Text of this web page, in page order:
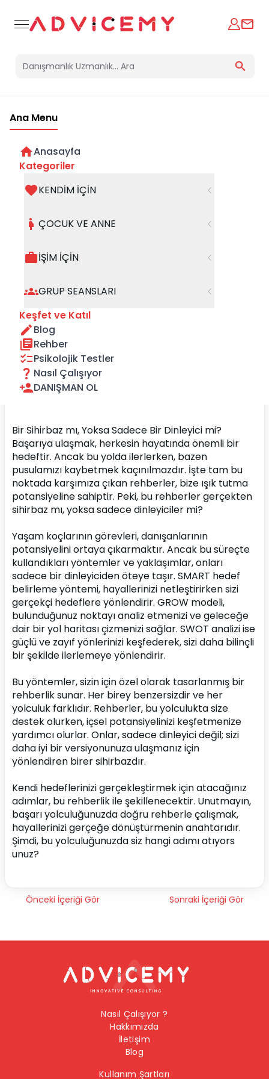
Ana Menu
Anasayfa
Kategoriler
KENDİM İÇİN
ÇOCUK VE ANNE
İŞİM İÇİN
GRUP SEANSLARI
Keşfet ve Katıl
Blog
Rehber
Psikolojik Testler
Nasıl Çalışıyor
DANIŞMAN OL
Başarı Yolculuğunda Gerçek
Bir Sihirbaz mı, Yoksa Sadece Bir Dinleyici mi?
Başarıya ulaşmak, herkesin hayatında önemli bir
hedeftir. Ancak bu yolda ilerlerken, bazen
pusulamızı kaybetmek kaçınılmazdır. İşte tam bu
noktada karşımıza çıkan rehberler, bize ışık tutma
potansiyeline sahiptir. Peki, bu rehberler gerçekten
sihirbaz mı, yoksa sadece dinleyiciler mi?
Yaşam koçlarının görevleri, danışanlarının
potansiyelini ortaya çıkarmaktır. Ancak bu süreçte
kullandıkları yöntemler ve yaklaşımlar, onları
sadece bir dinleyiciden öteye taşır. SMART hedef
belirleme yöntemi, hayallerinizi netleştirirken sizi
gerçekçi hedeflere yönlendirir. GROW modeli,
bulunduğunuz noktayı analiz etmenizi ve geleceğe
dair bir yol haritası çizmenizi sağlar. SWOT analizi ise
güçlü ve zayıf yönlerinizi keşfederek, sizi daha bilinçli
bir şekilde ilerlemeye yönlendirir.
Bu yöntemler, sizin için özel olarak tasarlanmış bir
rehberlik sunar. Her birey benzersizdir ve her
yolculuk farklıdır. Rehberler, bu yolculukta size
destek olurken, içsel potansiyelinizi keşfetmenize
yardımcı olurlar. Onlar, sadece dinleyici değil; sizi
daha iyi bir versiyonunuza ulaşmanız için
yönlendiren birer sihirbazdır.
Kendi hedeflerinizi gerçekleştirmek için atacağınız
adımlar, bu rehberlik ile şekillenecektir. Unutmayın,
başarı yolculuğunuzda doğru rehberle çalışmak,
hayallerinizi gerçeğe dönüştürmenin anahtarıdır.
Şimdi, bu yolculuğunuzda siz hangi adımı atıyors
unuz?
Önceki İçeriği Gör Sonraki İçeriği Gör
Nasıl Çalışıyor ?
Hakkımızda
İletişim
Blog
Kullanım Şartları